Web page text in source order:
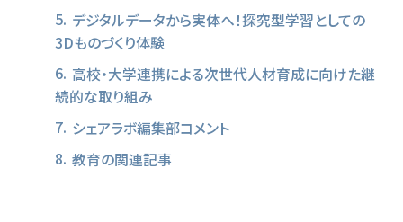
デジタルデータから実体へ！探究型学習としての
3Dものづくり体験
高校・大学連携による次世代人材育成に向けた継
続的な取り組み
シェアラボ編集部コメント
教育の関連記事